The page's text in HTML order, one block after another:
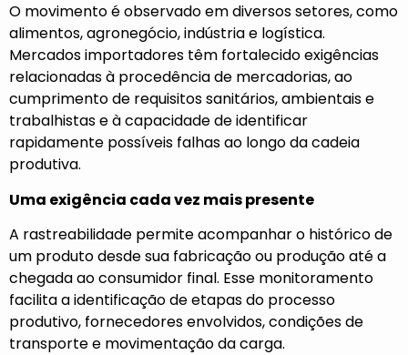
O movimento é observado em diversos setores, como
alimentos, agronegócio, indústria e logística.
Mercados importadores têm fortalecido exigências
relacionadas à procedência de mercadorias, ao
cumprimento de requisitos sanitários, ambientais e
trabalhistas e à capacidade de identificar
rapidamente possíveis falhas ao longo da cadeia
produtiva.
Uma exigência cada vez mais presente
A rastreabilidade permite acompanhar o histórico de
um produto desde sua fabricação ou produção até a
chegada ao consumidor final. Esse monitoramento
facilita a identificação de etapas do processo
produtivo, fornecedores envolvidos, condições de
transporte e movimentação da carga.